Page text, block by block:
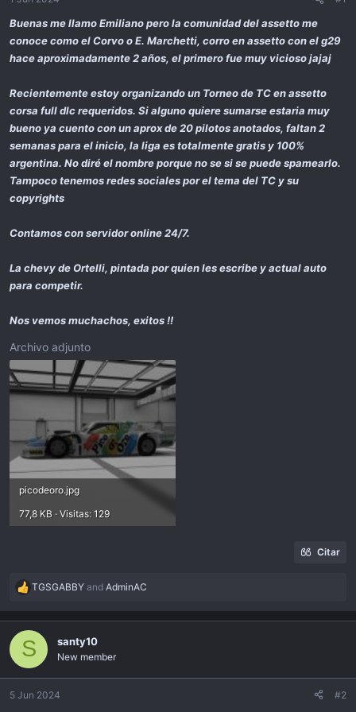
n
Buenas me llamo Emiliano pero la comunidad del assetto me
conoce como el Corvo o E. Marchetti, corro en assetto con el g29
hace aproximadamente 2 años, el primero fue muy vicioso jajaj
Recientemente estoy organizando un Torneo de TC en assetto
corsa full dlc requeridos. Si alguno quiere sumarse estaria muy
bueno ya cuento con un aprox de 20 pilotos anotados, faltan 2
semanas para el inicio, la liga es totalmente gratis y 100%
argentina. No diré el nombre porque no se si se puede spamearlo.
Tampoco tenemos redes sociales por el tema del TC y su
copyrights
Contamos con servidor online 24/7.
La chevy de Ortelli, pintada por quien les escribe y actual auto
para competir.
Nos vemos muchachos, exitos !!
Archivo adjunto
picodeoro.jpg
77,8 KB · Visitas: 129
Citar
R
a
c
i
o
n
TGSGABBY and AdminAC
S santy10
New member
5 Jun 2024 #2